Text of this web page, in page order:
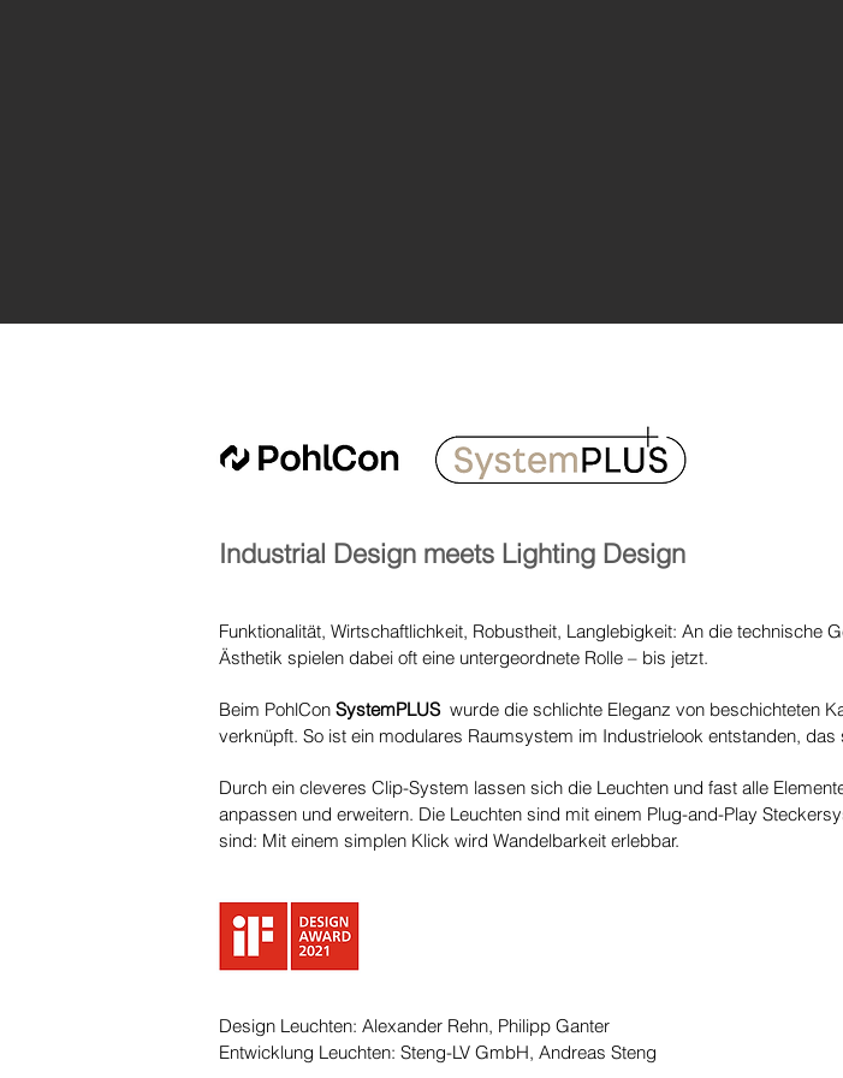
Industrial Design meets Lighting Design
Funktionalität, Wirtschaftlichkeit, Robustheit, Langlebigkeit: An die
Ästhetik spielen dabei oft eine untergeordnete Rolle – bis jetzt.
Beim PohlCon SystemPLUS wurde die schlichte Eleganz von beschichteten
verknüpft. So ist ein modulares Raumsystem im Industrielook entstanden,
Durch ein cleveres Clip-System lassen sich die Leuchten und fast alle
anpassen und erweitern. Die Leuchten sind mit einem Plug-and-Play
sind: Mit einem simplen Klick wird Wandelbarkeit erlebbar.
Design Leuchten: Alexander Rehn, Philipp Ganter
Entwicklung Leuchten: Steng-LV GmbH, Andreas Steng